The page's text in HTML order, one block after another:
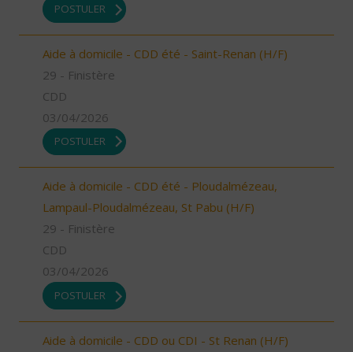
POSTULER
Aide à domicile - CDD été - Saint-Renan (H/F)
29 - Finistère
CDD
03/04/2026
POSTULER
Aide à domicile - CDD été - Ploudalmézeau,
Lampaul-Ploudalmézeau, St Pabu (H/F)
29 - Finistère
CDD
03/04/2026
POSTULER
Aide à domicile - CDD ou CDI - St Renan (H/F)